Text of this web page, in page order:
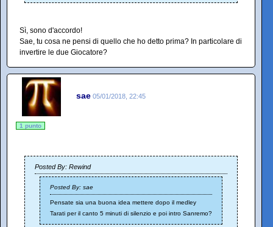
Sì, sono d'accordo!
Sae, tu cosa ne pensi di quello che ho detto prima? In particolare di
invertire le due Giocatore?
sae 05/01/2018, 22:45
1 punto
Posted By: Rewind
Posted By: sae
Pensate sia una buona idea mettere dopo il medley
Tarati per il canto 5 minuti di silenzio e poi intro Sanremo?